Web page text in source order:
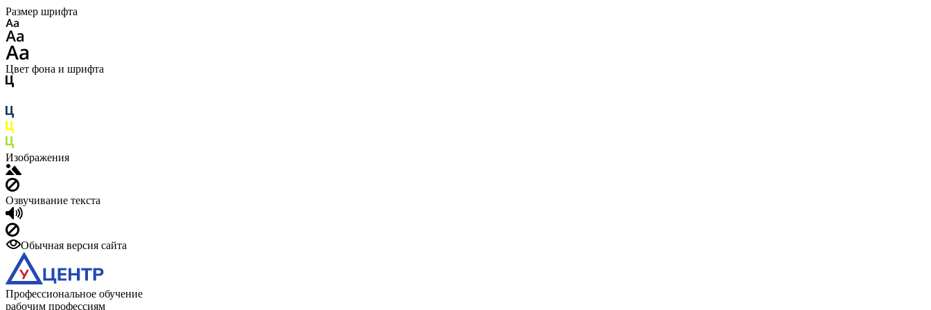
Размер шрифта
Цвет фона и шрифта
Изображения
Озвучивание текста
Обычная версия сайта
Профессиональное обучение
рабочим профессиям